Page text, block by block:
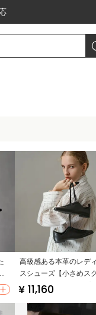
ウトドア
高級感ある本革のレデ
スシューズ【小さめスク
アトゥ・レースアップ
ラック】
¥ 11,160